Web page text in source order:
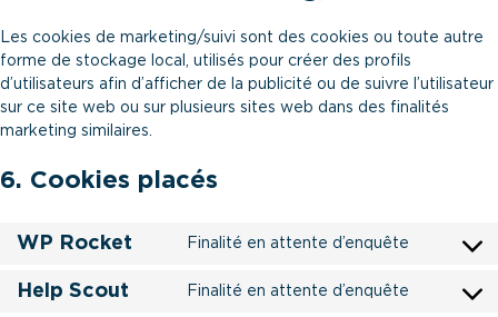
Les cookies de marketing/suivi sont des cookies ou toute autre
forme de stockage local, utilisés pour créer des profils
d’utilisateurs afin d’afficher de la publicité ou de suivre l’utilisateur
sur ce site web ou sur plusieurs sites web dans des finalités
marketing similaires.
6. Cookies placés
WP Rocket Finalité en attente d’enquête
Consent
service
Help Scout Finalité en attente d’enquête
Consent